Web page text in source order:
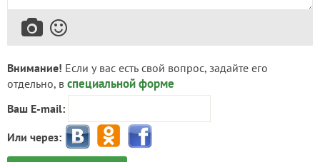
Внимание! Если у вас есть свой вопрос, задайте его
отдельно, в специальной форме
Ваш E-mail:
Или через: